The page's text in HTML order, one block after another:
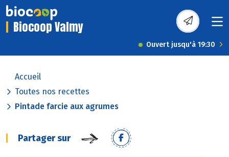
Biocoop Valmy
Ouvert jusqu'à 19:30
Accueil
Toutes nos recettes
Pintade farcie aux agrumes
Partager sur